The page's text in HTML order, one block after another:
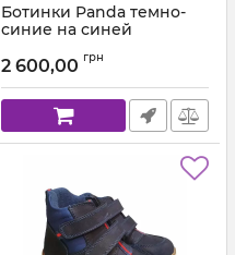
Ботинки Panda темно-
синие на синей
Артикул: 001.105 f 03 (31-36)
2 600,00 грн